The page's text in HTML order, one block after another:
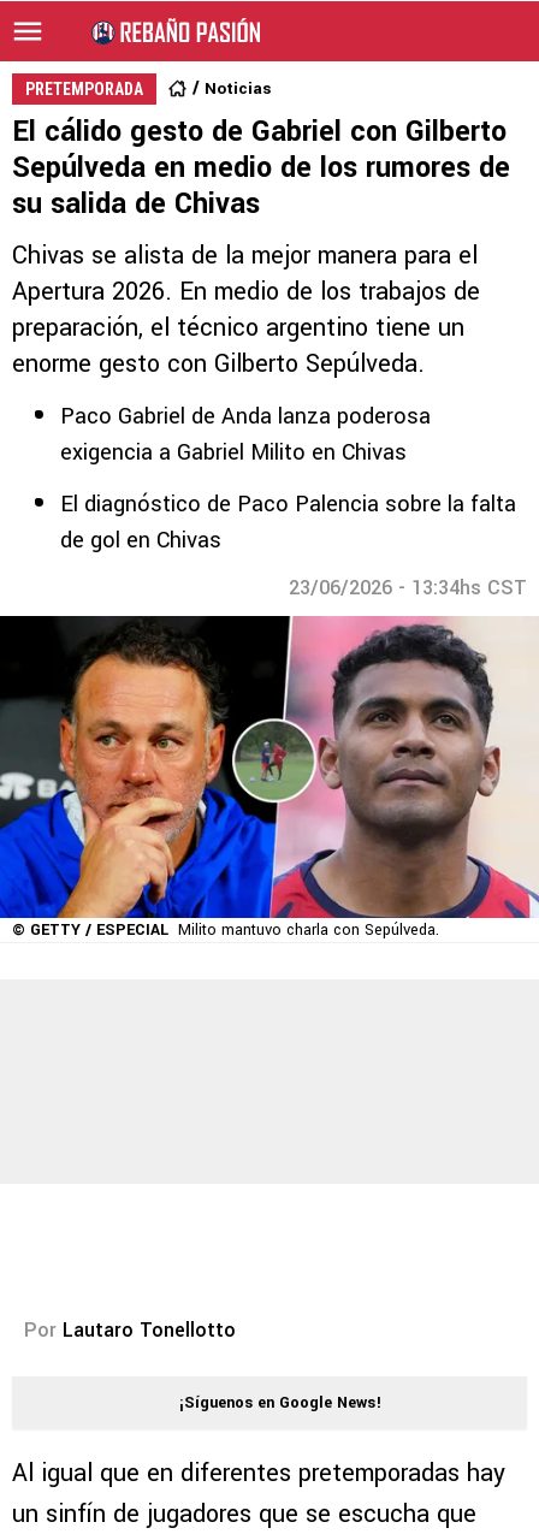
PRETEMPORADA Noticias
El cálido gesto de Gabriel con Gilberto
Sepúlveda en medio de los rumores de
su salida de Chivas
Chivas se alista de la mejor manera para el
Apertura 2026. En medio de los trabajos de
preparación, el técnico argentino tiene un
enorme gesto con Gilberto Sepúlveda.
Paco Gabriel de Anda lanza poderosa
exigencia a Gabriel Milito en Chivas
El diagnóstico de Paco Palencia sobre la falta
de gol en Chivas
23/06/2026 - 13:34hs CST
© GETTY / ESPECIAL Milito mantuvo charla con Sepúlveda.
Por Lautaro Tonellotto
¡Síguenos en Google News!
Al igual que en diferentes pretemporadas hay
un sinfín de jugadores que se escucha que